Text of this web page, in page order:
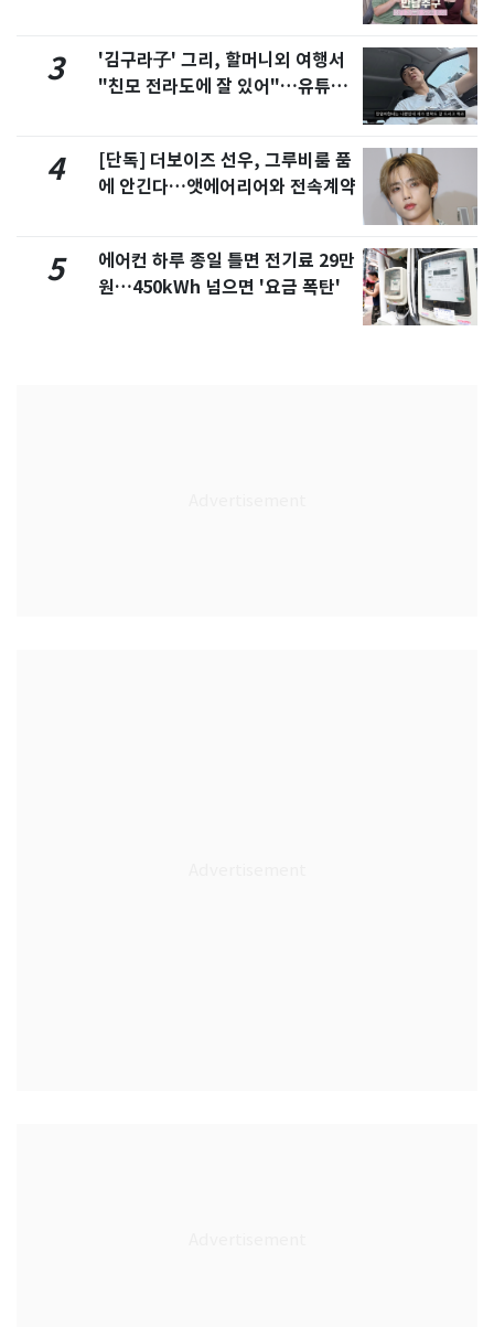
3
'김구라子' 그리, 할머니외 여행서
"친모 전라도에 잘 있어"…유튜브
4
[단독] 더보이즈 선우, 그루비룸 품
에 안긴다…앳에어리어와 전속계약
5
에어컨 하루 종일 틀면 전기료 29만
원…450kWh 넘으면 '요금 폭탄'